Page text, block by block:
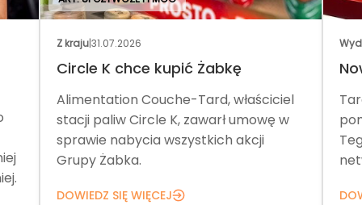
Z kraju|31.07.2026
Circle K chce kupić Żabkę
Alimentation Couche-Tard, właściciel
stacji paliw Circle K, zawarł umowę w
sprawie nabycia wszystkich akcji
Grupy Żabka.
DOWIEDZ SIĘ WIĘCEJ